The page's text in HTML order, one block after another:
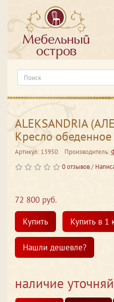
ALEKSANDRIA
Кресло
Артикул: 13950 Производитель:
0 отзывов/
72 800 руб.
Купить
Купить в 1
Нашли дешевле?
наличие